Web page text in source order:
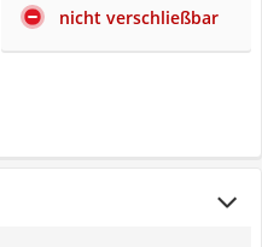
nicht verschließbar